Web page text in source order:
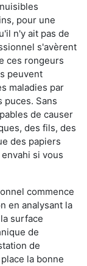
pour une
n'y ait pas de
s'avèrent
ces rongeurs
peuvent
maladies par
puces. Sans
de causer
des fils, des
des papiers
si vous
commence
en analysant la
surface
de
de
la bonne